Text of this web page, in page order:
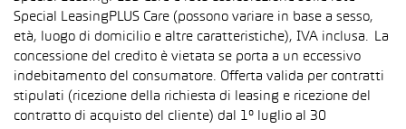
Special LeasingPLUS Care (possono variare in base a sesso,
età, luogo di domicilio e altre caratteristiche), IVA inclusa. La
concessione del credito è vietata se porta a un eccessivo
indebitamento del consumatore. Offerta valida per contratti
stipulati (ricezione della richiesta di leasing e ricezione del
contratto di acquisto del cliente) dal 1° luglio al 30